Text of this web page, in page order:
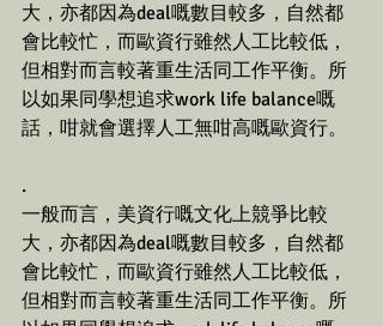
大，亦都因為deal嘅數目較多，自然都
會比較忙，而歐資行雖然人工比較低，
但相對而言較著重生活同工作平衡。所
以如果同學想追求work life balance嘅
話，咁就會選擇人工無咁高嘅歐資行。
.
一般而言，美資行嘅文化上競爭比較
大，亦都因為deal嘅數目較多，自然都
會比較忙，而歐資行雖然人工比較低，
但相對而言較著重生活同工作平衡。所